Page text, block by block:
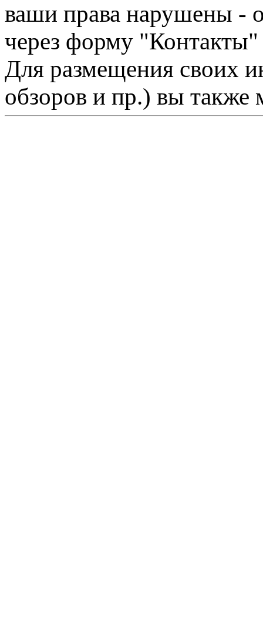
ваши права нарушены -
через форму "Контакты"
Для размещения своих
обзоров и пр.) вы также